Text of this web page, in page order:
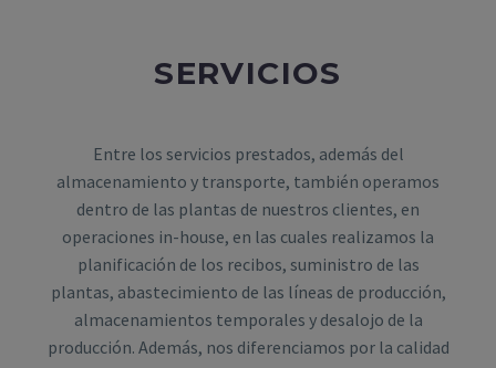
SERVICIOS
Entre los servicios prestados, además del
almacenamiento y transporte, también operamos
dentro de las plantas de nuestros clientes, en
operaciones in-house, en las cuales realizamos la
planificación de los recibos, suministro de las
plantas, abastecimiento de las líneas de producción,
almacenamientos temporales y desalojo de la
producción. Además, nos diferenciamos por la calidad